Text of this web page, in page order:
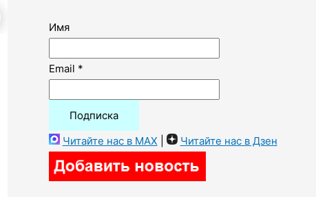
Имя
Email *
Читайте нас в MAX Читайте нас в Дзен